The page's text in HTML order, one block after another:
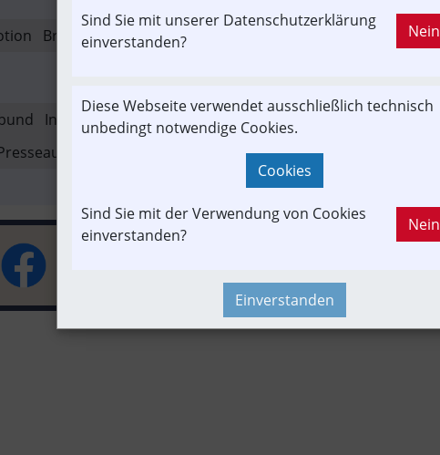
OUT
Branchenbeitrag Fachbeitrag Projekt
Infrastruktur Konzept | Studien | Statistik
Verkehrspolitik
Sind Sie mit unserer Datenschutzerklärung
einverstanden?
Nein
Diese Webseite verwendet ausschließlich technisch
unbedingt notwendige Cookies.
Cookies
Sind Sie mit der Verwendung von Cookies
einverstanden?
Nein
Einverstanden